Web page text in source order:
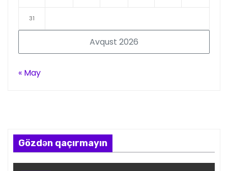
Avqust 2026
31
« May
Gözdən qaçırmayın